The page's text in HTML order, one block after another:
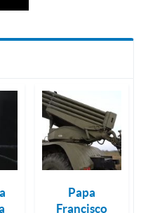
Papa
Francisco